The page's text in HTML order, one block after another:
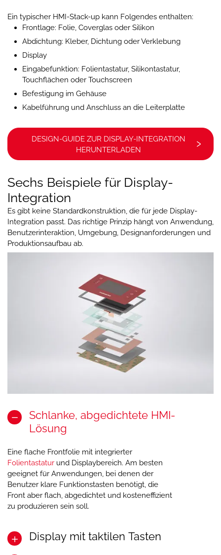
Ein typischer HMI-Stack-up kann Folgendes enthalten:
Frontlage: Folie, Coverglas oder Silikon
Abdichtung: Kleber, Dichtung oder Verklebung
Display
Eingabefunktion: Folientastatur, Silikontastatur,
Touchflächen oder Touchscreen
Befestigung im Gehäuse
Kabelführung und Anschluss an die Leiterplatte
DESIGN-GUIDE ZUR DISPLAY-INTEGRATION
HERUNTERLADEN
Sechs Beispiele für Display-
Integration
Es gibt keine Standardkonstruktion, die für jede Display-
Integration passt. Das richtige Prinzip hängt von Anwendung,
Benutzerinteraktion, Umgebung, Designanforderungen und
Produktionsaufbau ab.
Schlanke, abgedichtete HMI-
Lösung
Eine flache Frontfolie mit integrierter
Folientastatur und Displaybereich. Am besten
geeignet für Anwendungen, bei denen der
Benutzer klare Funktionstasten benötigt, die
Front aber flach, abgedichtet und kosteneffizient
zu produzieren sein soll.
Display mit taktilen Tasten